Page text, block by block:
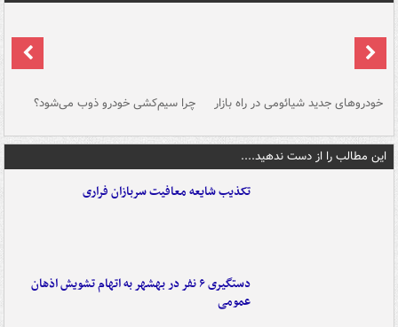
خودروهای جدید شیائومی در راه بازار چرا سیم‌کشی خودرو ذوب می‌شود؟
این مطالب را از دست ندهید....
تکذیب شایعه معافیت سربازان فراری
دستگیری ۶ نفر در بهشهر به اتهام تشویش اذهان
عمومی